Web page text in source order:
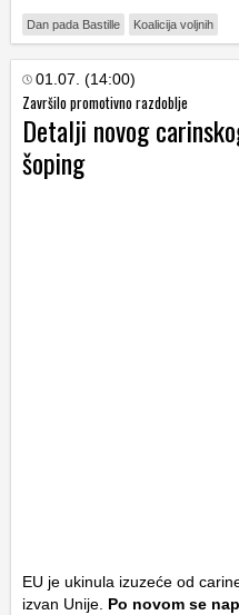
Dan pada Bastille Koalicija voljnih
01.07. (14:00)
Završilo promotivno razdoblje
Detalji novog
šoping
EU je ukinula izuzeće od
izvan Unije. Po novom se